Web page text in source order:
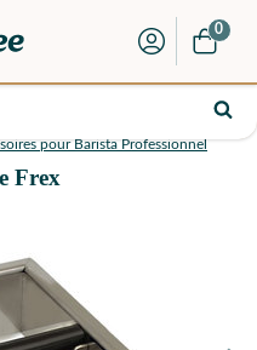
0
pour Barista Professionnel
Frex